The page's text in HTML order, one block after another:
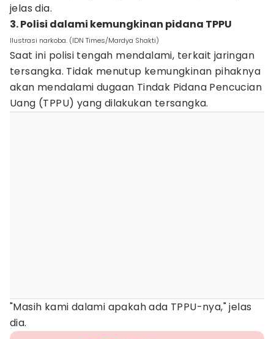
jelas dia.
3. Polisi dalami kemungkinan pidana TPPU
Ilustrasi narkoba. (IDN Times/Mardya Shakti)
Saat ini polisi tengah mendalami, terkait jaringan
tersangka. Tidak menutup kemungkinan pihaknya
akan mendalami dugaan Tindak Pidana Pencucian
Uang (TPPU) yang dilakukan tersangka.
"Masih kami dalami apakah ada TPPU-nya," jelas
dia.